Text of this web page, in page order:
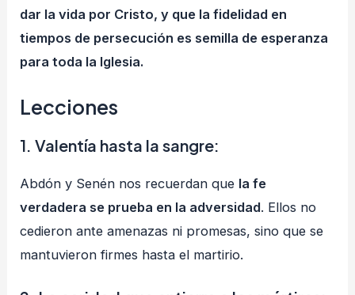
dar la vida por Cristo, y que la fidelidad en
tiempos de persecución es semilla de esperanza
para toda la Iglesia.
Lecciones
1.Valentía hasta la sangre:
Abdón y Senén nos recuerdan que la fe
verdadera se prueba en la adversidad. Ellos no
cedieron ante amenazas ni promesas, sino que se
mantuvieron firmes hasta el martirio.